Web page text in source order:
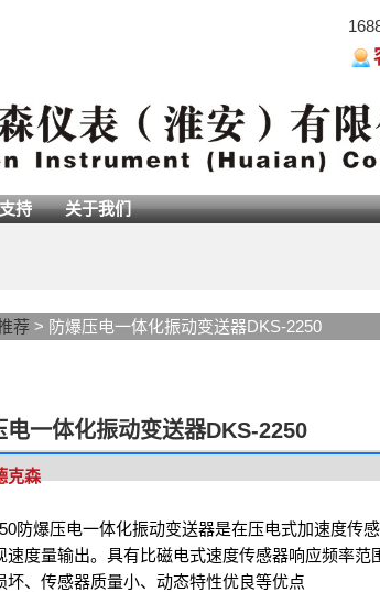
持 关于我们
荐 > 防爆压电一体化振动变送器DKS-2250
电一体化振动变送器DKS-2250
克森
防爆压电一体化振动变送器是在压电式加速度传
速度量输出。具有比磁电式速度传感器响应频率范
坏、传感器质量小、动态特性优良等优点